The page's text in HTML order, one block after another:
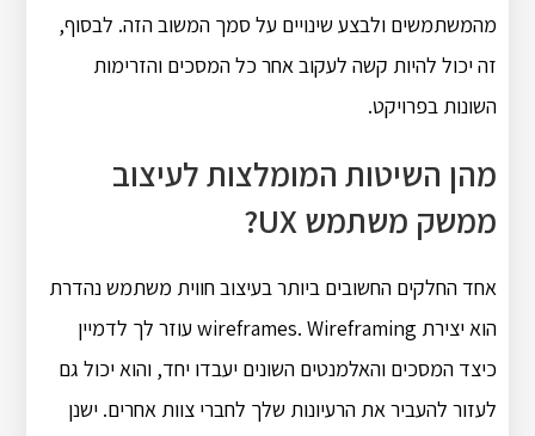
מהמשתמשים ולבצע שינויים על סמך המשוב הזה. לבסוף,
זה יכול להיות קשה לעקוב אחר כל המסכים והזרימות
השונות בפרויקט.
מהן השיטות המומלצות לעיצוב
ממשק משתמש UX?
אחד החלקים החשובים ביותר בעיצוב חווית משתמש נהדרת
הוא יצירת wireframes. Wireframing עוזר לך לדמיין
כיצד המסכים והאלמנטים השונים יעבדו יחד, והוא יכול גם
לעזור להעביר את הרעיונות שלך לחברי צוות אחרים. ישנן